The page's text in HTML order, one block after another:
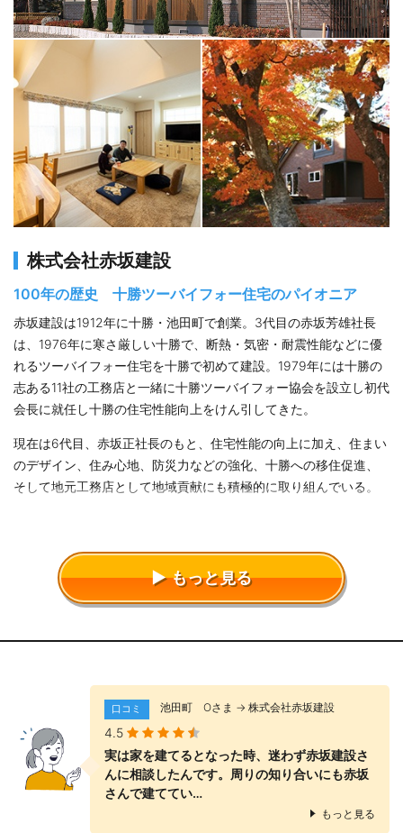
株式会社赤坂建設
100年の歴史 十勝ツーバイフォー住宅のパイオニア
赤坂建設は1912年に十勝・池田町で創業。3代目の赤坂芳雄社長
は、1976年に寒さ厳しい十勝で、断熱・気密・耐震性能などに優
れるツーバイフォー住宅を十勝で初めて建設。1979年には十勝の
志ある11社の工務店と一緒に十勝ツーバイフォー協会を設立し初代
会長に就任し十勝の住宅性能向上をけん引してきた。
現在は6代目、赤坂正社長のもと、住宅性能の向上に加え、住まい
のデザイン、住み心地、防災力などの強化、十勝への移住促進、
そして地元工務店として地域貢献にも積極的に取り組んでいる。
もっと見る
口コミ 池田町 Оさま → 株式会社赤坂建設
4.5
実は家を建てるとなった時、迷わず赤坂建設さ
んに相談したんです。周りの知り合いにも赤坂
さんで建ててい…
もっと見る